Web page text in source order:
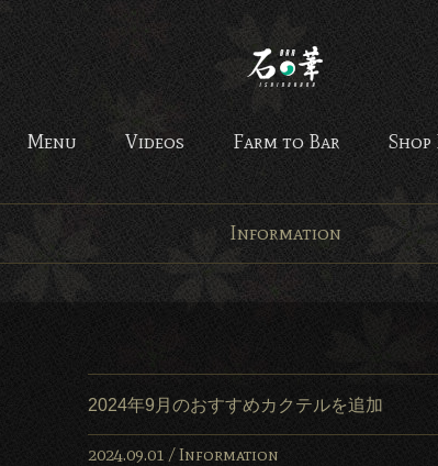
Bar 石の華 -
Menu Videos Farm to Bar
Information
2024年9月のおすすめカクテルを追加
2024.09.01 /Information